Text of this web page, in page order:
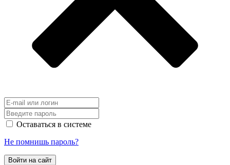
Оставаться в системе
Не помнишь пароль?
Войти на сайт